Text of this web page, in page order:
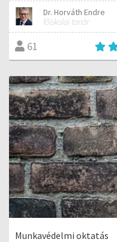
Dr. Horváth Endre
főiskolai tanár
61
Munkavédelmi oktatás